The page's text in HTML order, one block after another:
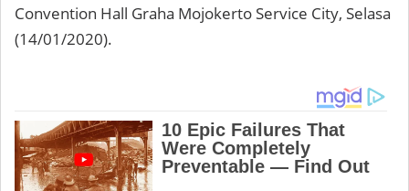
Convention Hall Graha Mojokerto Service City, Selasa
(14/01/2020).